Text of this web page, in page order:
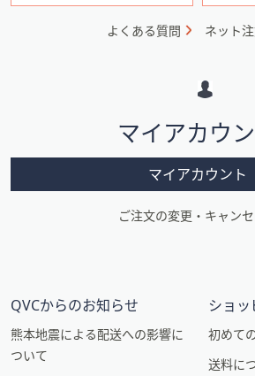
ン
よくある質問 ネット
マイアカウ
マイアカウント
ご注文の変更・キャン
QVCからのお知らせ
熊本地震による配送への影響に
ついて
ショ
初めて
送料に